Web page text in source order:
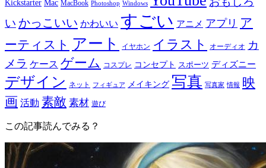
Kickstarter Mac MacBook Photoshop Windows
い かっこいい かわいい すごい アニメ アプリ ア
ーティスト アート イヤホン イラスト オーディオ カ
メラ ケース ゲーム コスプレ コンセプト スポーツ ディズニー
デザイン ネット フィギュア メイキング 写真 写真家 情報 映
画 活動 素敵 素材 遊び
この記事読んでみる？